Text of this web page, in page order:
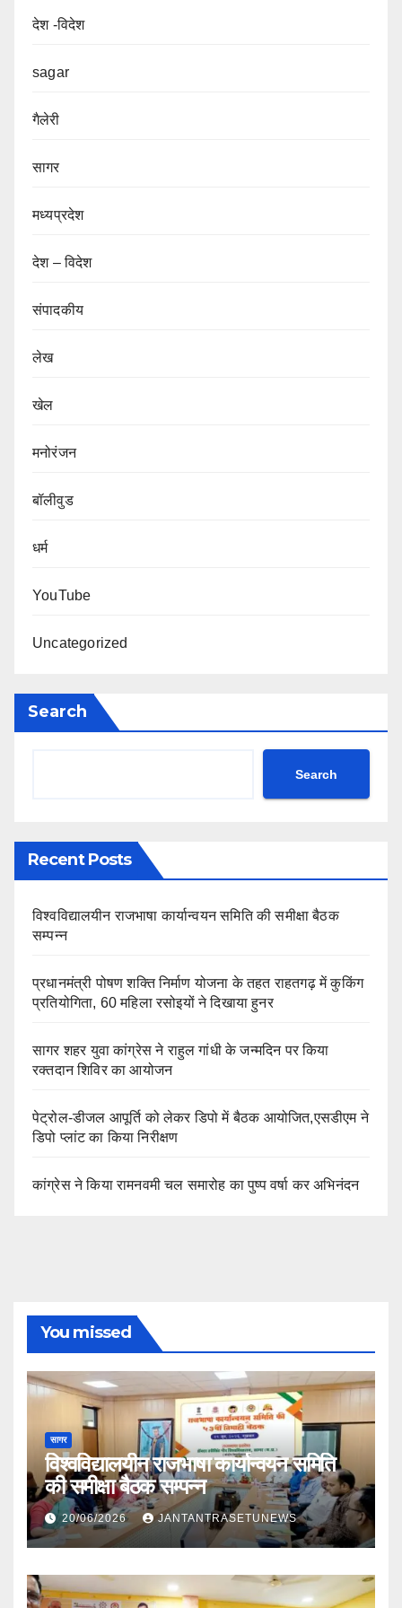
देश -विदेश
sagar
गैलेरी
सागर
मध्यप्रदेश
देश – विदेश
संपादकीय
लेख
खेल
मनोरंजन
बॉलीवुड
धर्म
YouTube
Uncategorized
Search
Search
Recent Posts
विश्वविद्यालयीन राजभाषा कार्यान्वयन समिति की समीक्षा बैठक
सम्पन्न
प्रधानमंत्री पोषण शक्ति निर्माण योजना के तहत राहतगढ़ में कुकिंग
प्रतियोगिता, 60 महिला रसोइयों ने दिखाया हुनर
सागर शहर युवा कांग्रेस ने राहुल गांधी के जन्मदिन पर किया
रक्तदान शिविर का आयोजन
पेट्रोल-डीजल आपूर्ति को लेकर डिपो में बैठक आयोजित,एसडीएम ने
डिपो प्लांट का किया निरीक्षण
कांग्रेस ने किया रामनवमी चल समारोह का पुष्प वर्षा कर अभिनंदन
You missed
सागर
विश्वविद्यालयीन राजभाषा कार्यान्वयन समिति
की समीक्षा बैठक सम्पन्न
20/06/2026 JANTANTRASETUNEWS